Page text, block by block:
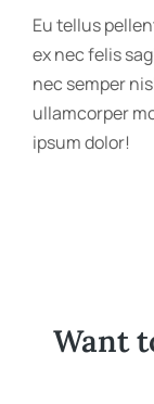
Eu tellus
ex nec felis
nec semper
ullamcorper
ipsum dolor!
Want